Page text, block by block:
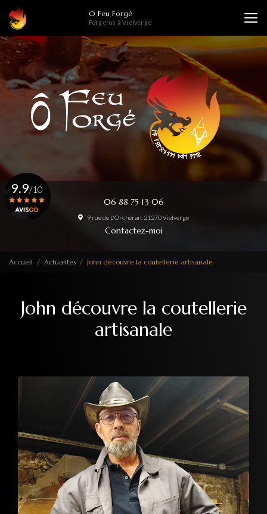
contenu
principal
O Feu Forgé
Forgeron à Vielverge
06 88 75 13 06
9 rue de L'Orcheran, 21270 Vielverge
Contactez-moi
9.9/10
Accueil Actualités John découvre la coutellerie artisanale
John découvre la coutellerie
artisanale